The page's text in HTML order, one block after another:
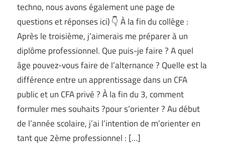
techno, nous avons également une page de
questions et réponses ici) 👇 À la fin du collège :
Après le troisième, j’aimerais me préparer à un
diplôme professionnel. Que puis-je faire ? A quel
âge pouvez-vous faire de l’alternance ? Quelle est la
différence entre un apprentissage dans un CFA
public et un CFA privé ? À la fin du 3, comment
formuler mes souhaits ?pour s’orienter ? Au début
de l’année scolaire, j’ai l’intention de m’orienter en
tant que 2ème professionnel : […]